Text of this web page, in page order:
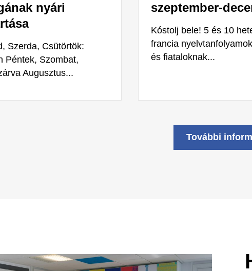
nyári
Szerda, Csütörtök:
Péntek, Szombat,
Augusztus...
szeptember-
Kóstolj bele! 5 és 10
francia
és fiataloknak...
További